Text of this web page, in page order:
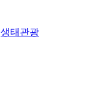
생태관광